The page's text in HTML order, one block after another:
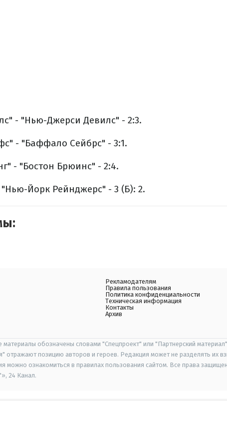
- "Нью-Джерси Девилс" - 2:3.
- "Баффало Сейбрс" - 3:1.
- "Бостон Брюинс" - 2:4.
Йорк Рейнджерс" - 3 (Б): 2.
Рекламодателям
Правила пользования
Политика конфиденциальности
Техническая информация
Контакты
Архив
материалы обозначены словами "Спецпроект" или "Партнерский
отражают позицию авторов и героев. Редакция может не разделять их
можно ознакомиться в правилах пользования сайтом. Все права
24 Канал.